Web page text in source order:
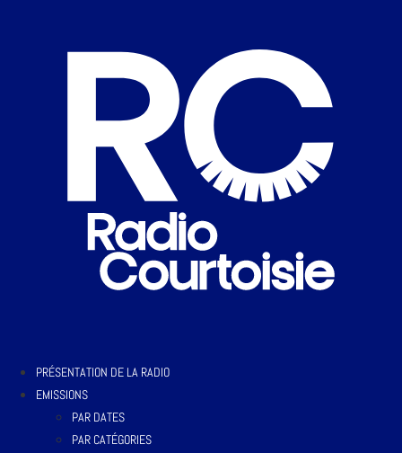
PRÉSENTATION DE LA RADIO
EMISSIONS
PAR DATES
PAR CATÉGORIES